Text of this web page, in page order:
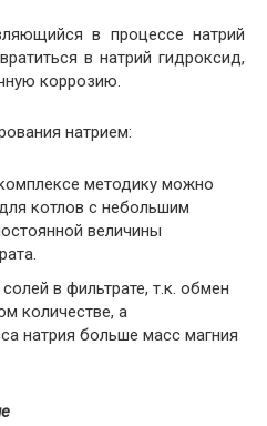
в процессе натрий
в натрий гидроксид,
коррозию.
натрием:
методику можно
котлов с небольшим
величины
в фильтрате, т.к. обмен
количестве, а
натрия больше масс магния